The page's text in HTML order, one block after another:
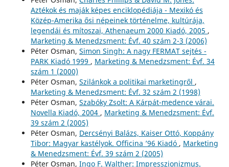
Aztékok és maják képes enciklopédiája - Mexikó és
Közép-Amerika ősi népeinek történelme, kultúrája,
legendái és mítoszai, Athenaeum 2000 Kiadó, 2005 ,
Marketing & Menedzsment: Évf. 40 szám 2-3 (2006)
Péter Osman, Simon Singh: A nagy FERMAT sejtés -
PARK Kiadó 1999 , Marketing & Menedzsment: Évf. 34
szám 1 (2000)
Péter Osman, Szilánkok a politikai marketingről ,
Marketing & Menedzsment: Évf. 32 szám 2 (1998)
Péter Osman, Szabóky Zsolt: A Kárpát-medence várai.
Novella Kiadó, 2004 , Marketing & Menedzsment: Évf.
39 szám 2 (2005)
Péter Osman, Dercsényi Balázs, Kaiser Ottó, Koppány
Tibor: Magyar kastélyok. Officina ’96 Kiadó , Marketing
& Menedzsment: Évf. 39 szám 2 (2005)
Péter Osman, Ingo F. Walther: Impresszionizmus.